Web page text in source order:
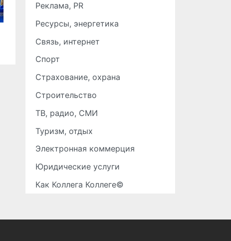
Реклама, PR
Ресурсы, энергетика
Связь, интернет
Спорт
Страхование, охрана
Строительство
ТВ, радио, СМИ
Туризм, отдых
Электронная коммерция
Юридические услуги
Как Коллега Коллеге©